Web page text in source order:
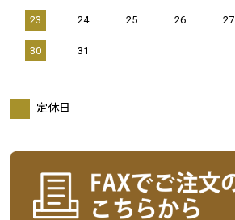
23 24 25 26 27
30 31
定休日